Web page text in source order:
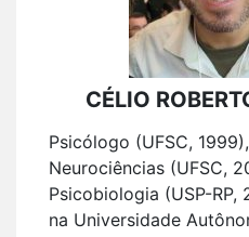
CÉLIO
Psicólogo (UFSC,
Neurociências (UFSC,
Psicobiologia (USP-
na Universidade